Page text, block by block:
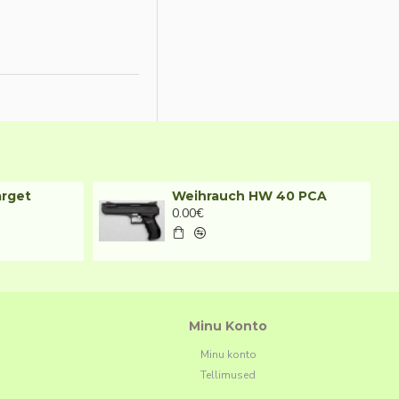
Weihrauch HW 40 PCA
0.00€
Minu Konto
Minu konto
Tellimused